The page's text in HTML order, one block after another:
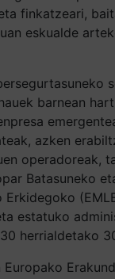
finkatzeari,
eskualde
barnean
azken
operadoreak,
Batasuneko
estatuko
herrialdetako